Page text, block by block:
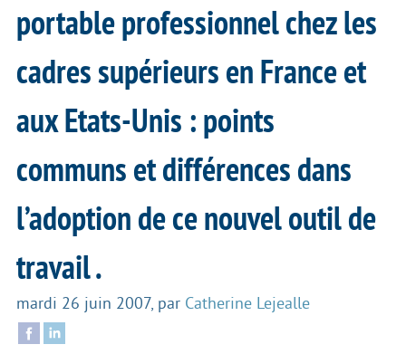
portable professionnel chez les
cadres supérieurs en France et
aux Etats-Unis : points
communs et différences dans
l’adoption de ce nouvel outil de
travail .
mardi 26 juin 2007, par Catherine Lejealle